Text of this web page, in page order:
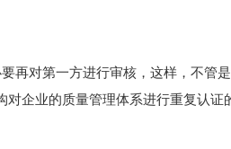
对第一方进行审核，这样，不管
企业的质量管理体系进行重复认证